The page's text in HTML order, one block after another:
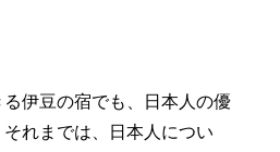
伊豆の宿でも、日本人の優
れまでは、日本人につい